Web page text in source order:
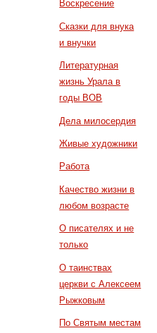
Воскресение
Сказки для внука
и внучки
Литературная
жизнь Урала в
годы ВОВ
Дела милосердия
Живые художники
Работа
Качество жизни в
любом возрасте
О писателях и не
только
О таинствах
церкви с Алексеем
Рыжковым
По Святым местам